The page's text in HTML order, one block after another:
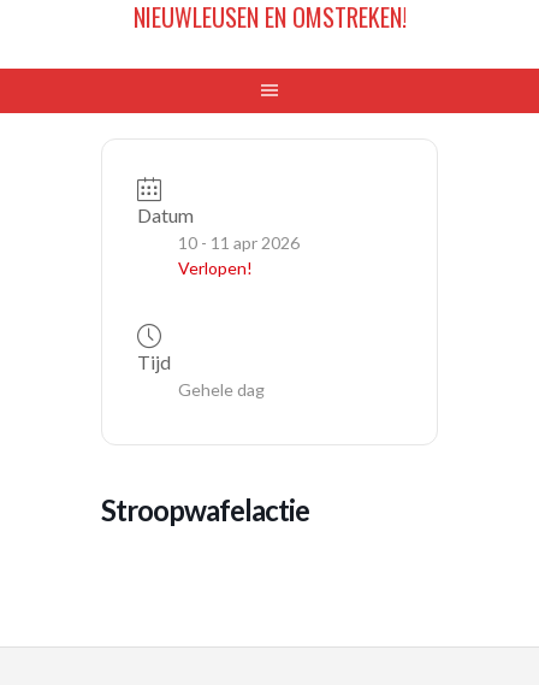
NIEUWLEUSEN EN OMSTREKEN!
Datum
10 - 11 apr 2026
Verlopen!
Tijd
Gehele dag
stroopwafelactie